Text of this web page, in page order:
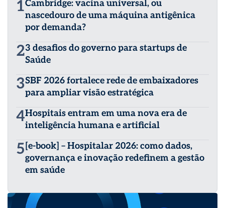
1Cambridge: vacina universal, ou
nascedouro de uma máquina antigênica
por demanda?
23 desafios do governo para startups de
Saúde
3SBF 2026 fortalece rede de embaixadores
para ampliar visão estratégica
4Hospitais entram em uma nova era de
inteligência humana e artificial
5 [e-book] – Hospitalar 2026: como dados,
governança e inovação redefinem a gestão
em saúde